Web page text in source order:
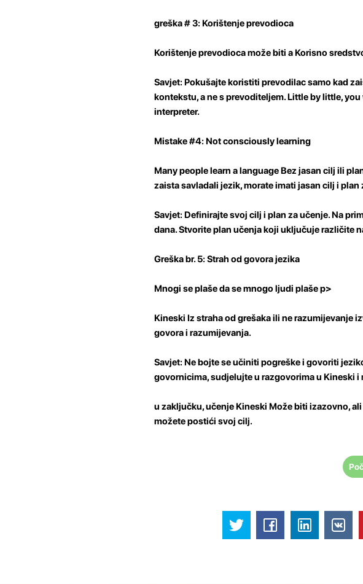
greška # 3: Korištenje prevodioca
Korištenje prevodioca može biti a Korisno
Savjet: Pokušajte koristiti prevodilac samo kad
kontekstu, a ne s prevoditeljem. Little by little,
interpreter.
Mistake #4: Not consciously learning
Many people learn a language Bez jasan cilj ili
zaista savladali jezik, morate imati jasan cilj i plan
Savjet: Definirajte svoj cilj i plan za učenje. Na
dana. Stvorite plan učenja koji uključuje različite
Greška br. 5: Strah od govora jezika
Mnogi se plaše da se mnogo ljudi plaše p>
Kineski Iz straha od grešaka ili ne razumijevanje
govora i razumijevanja.
Savjet: Ne bojte se učiniti pogreške i govoriti
govornicima, sudjelujte u razgovorima u Kineski
u zaključku, učenje Kineski Može biti izazovno,
možete postići svoj cilj.